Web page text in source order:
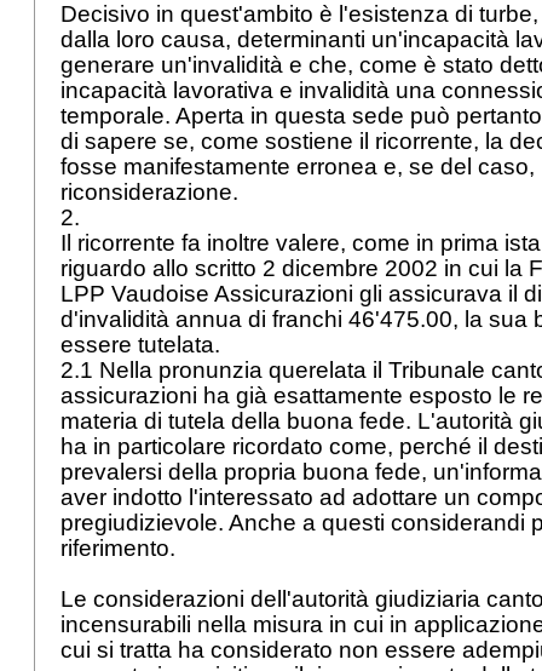
Decisivo in quest'ambito è l'esistenza di
dalla loro causa, determinanti un'incapacità
generare un'invalidità e che, come è stato
incapacità lavorativa e invalidità una
temporale. Aperta in questa sede può
di sapere se, come sostiene il ricorrente, la
fosse manifestamente erronea e, se del caso,
riconsiderazione.
2.
Il ricorrente fa inoltre valere, come in prima
riguardo allo scritto 2 dicembre 2002 in cui la
LPP Vaudoise Assicurazioni gli assicurava il
d'invalidità annua di franchi 46'475.00, la sua
essere tutelata.
2.1 Nella pronunzia querelata il Tribunale
assicurazioni ha già esattamente esposto le
materia di tutela della buona fede. L'autorità
ha in particolare ricordato come, perché il
prevalersi della propria buona fede,
aver indotto l'interessato ad adottare un
pregiudizievole. Anche a questi considerandi
riferimento.
Le considerazioni dell'autorità giudiziaria
incensurabili nella misura in cui in
cui si tratta ha considerato non essere